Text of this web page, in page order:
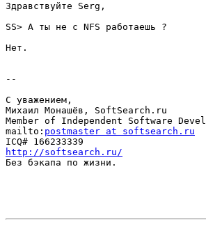
Здравствуйте Serg,
SS> А ты не с NFS работаешь ?
Нет.
--
С уважением,
Михаил Монашёв, SoftSearch.ru
Member of Independent Software
mailto: postmaster at softsearch.ru
http://softsearch.ru/
Без бэкапа по жизни.